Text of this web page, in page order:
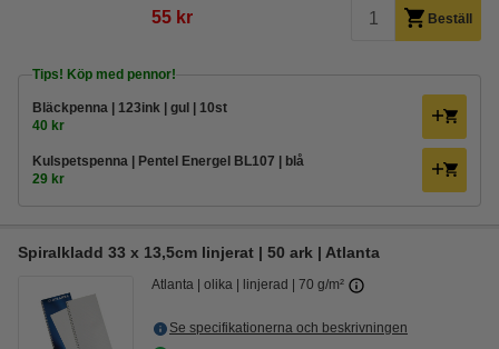
55 kr Beställ
Tips! Köp med pennor!
Bläckpenna | 123ink | gul | 10st
40 kr
Kulspetspenna | Pentel Energel BL107 | blå
29 kr
Spiralkladd 33 x 13,5cm linjerat | 50 ark | Atlanta
Atlanta olika linjerad 70 g/m²
Se specifikationerna och beskrivningen